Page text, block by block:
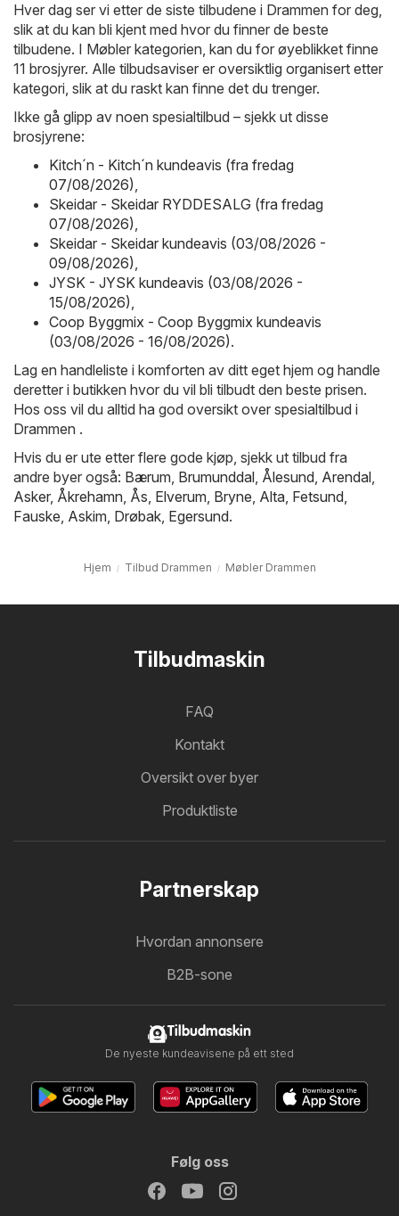
Hver dag ser vi etter de siste tilbudene i Drammen for deg,
slik at du kan bli kjent med hvor du finner de beste
tilbudene. I Møbler kategorien, kan du for øyeblikket finne
11 brosjyrer. Alle tilbudsaviser er oversiktlig organisert etter
kategori, slik at du raskt kan finne det du trenger.
Ikke gå glipp av noen spesialtilbud – sjekk ut disse
brosjyrene:
Kitch´n - Kitch´n kundeavis (fra fredag
07/08/2026),
Skeidar - Skeidar RYDDESALG (fra fredag
07/08/2026),
Skeidar - Skeidar kundeavis (03/08/2026 -
09/08/2026),
JYSK - JYSK kundeavis (03/08/2026 -
15/08/2026),
Coop Byggmix - Coop Byggmix kundeavis
(03/08/2026 - 16/08/2026).
Lag en handleliste i komforten av ditt eget hjem og handle
deretter i butikken hvor du vil bli tilbudt den beste prisen.
Hos oss vil du alltid ha god oversikt over spesialtilbud i
Drammen .
Hvis du er ute etter flere gode kjøp, sjekk ut tilbud fra
andre byer også: Bærum, Brumunddal, Ålesund, Arendal,
Asker, Åkrehamn, Ås, Elverum, Bryne, Alta, Fetsund,
Fauske, Askim, Drøbak, Egersund.
Hjem Tilbud Drammen Møbler Drammen
Tilbudmaskin
FAQ
Kontakt
Oversikt over byer
Produktliste
Partnerskap
Hvordan annonsere
B2B-sone
Tilbudmaskin
De nyeste kundeavisene på ett sted
Følg oss